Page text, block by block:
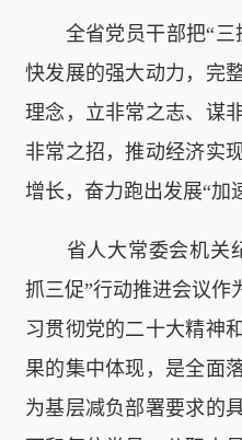
全省党员干部把“三
快发展的强大动力，完
理念，立非常之志、谋
非常之招，推动经济实
增长，奋力跑出发展“加
省人大常委会机关纪
抓三促”行动推进会议作
习贯彻党的二十大精神
果的集中体现，是全面
为基层减负部署要求的